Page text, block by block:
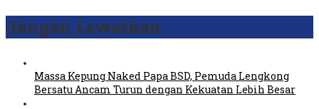
Jangan Lewatkan
Massa Kepung Naked Papa BSD, Pemuda Lengkong
Bersatu Ancam Turun dengan Kekuatan Lebih Besar